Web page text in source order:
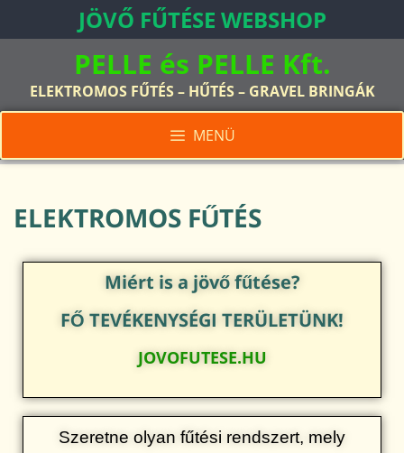
JÖVŐ FŰTÉSE WEBSHOP
PELLE és PELLE Kft.
ELEKTROMOS FŰTÉS – HŰTÉS – GRAVEL BRINGÁK
MENÜ
ELEKTROMOS FŰTÉS
Miért is a jövő fűtése?
FŐ TEVÉKENYSÉGI TERÜLETÜNK!
JOVOFUTESE.HU
Szeretne olyan fűtési rendszert, mely